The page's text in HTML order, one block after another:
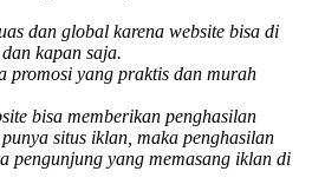
dan global karena website bisa di
kapan saja.
promosi yang praktis dan murah
bisa memberikan penghasilan
situs iklan, maka penghasilan
pengunjung yang memasang iklan di